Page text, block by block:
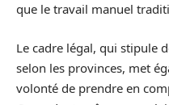
que le travail manuel
Le cadre légal, qui stipule
selon les provinces, met
volonté de prendre en